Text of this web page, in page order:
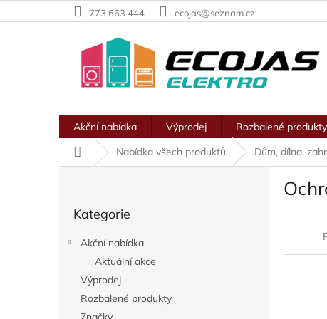
na
773 663 444 ecojas@seznam.cz
Akční nabídka Výprodej Rozbalené produkty
Domů
Nabídka všech produktů Dům, dílna,
kategorie
Kategorie
Akční nabídka
Aktuální akce
Výprodej
Rozbalené produkty